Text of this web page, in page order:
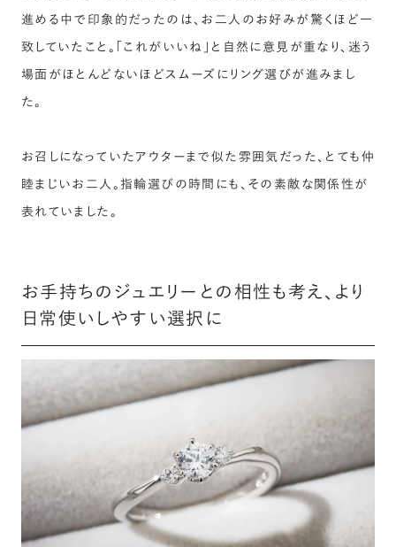
進める中で印象的だったのは、お二人のお好みが驚くほど一
致していたこと。「これがいいね」と自然に意見が重なり、迷う
場面がほとんどないほどスムーズにリング選びが進みまし
た。
お召しになっていたアウターまで似た雰囲気だった、とても仲
睦まじいお二人。指輪選びの時間にも、その素敵な関係性が
表れていました。
お手持ちのジュエリーとの相性も考え、より
日常使いしやすい選択に